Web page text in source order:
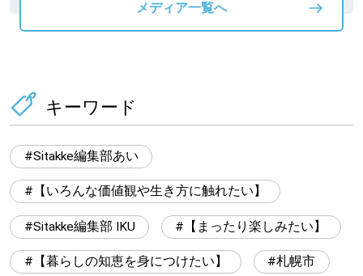
メディア一覧へ
キーワード
Sitakke編集部あい
【いろんな価値観や生き方に触れたい】
Sitakke編集部 IKU 【まったり楽しみたい】
【暮らしの知恵を身につけたい】 札幌市